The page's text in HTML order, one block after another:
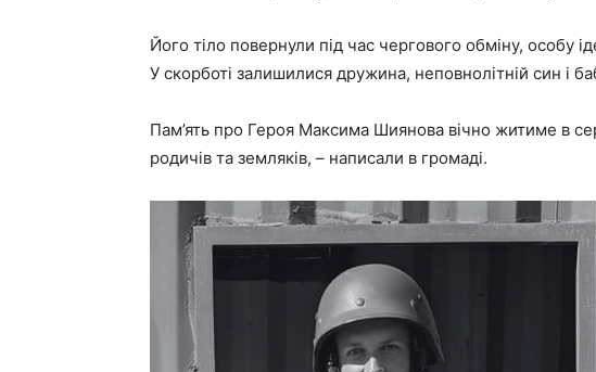
Його тіло повернули під час чергового обміну, особу
У скорботі залишилися дружина, неповнолітній син і
Пам’ять про Героя Максима Шиянова вічно житиме в
родичів та земляків, – написали в громаді.